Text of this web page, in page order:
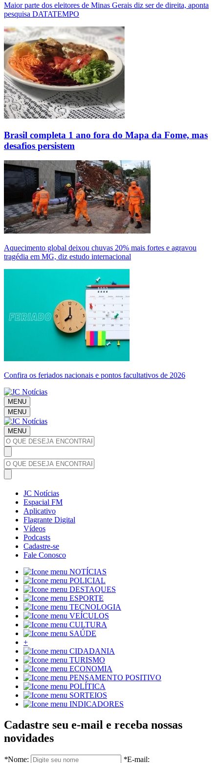
Maior parte dos eleitores de Minas Gerais diz ser de direita, aponta
pesquisa DATATEMPO
Brasil completa 1 ano fora do Mapa da Fome, mas
desafios persistem
Aquecimento global deixou chuvas 20% mais fortes e agravou
tragédia em MG, diz estudo internacional
Confira os feriados nacionais e pontos facultativos de 2026
MENU
MENU
MENU
JC Notícias
Espacial FM
Aplicativo
Flagrante Digital
Vídeos
Podcasts
Cadastre-se
Fale Conosco
NOTÍCIAS
POLICIAL
DESTAQUES
ESPORTE
TECNOLOGIA
VEÍCULOS
CULTURA
SAÚDE
+
CIDADANIA
TURISMO
ECONOMIA
PENSAMENTO POSITIVO
POLÍTICA
SORTEIOS
INDICADORES
Cadastre seu e-mail e receba nossas
novidades
*Nome: *E-mail: